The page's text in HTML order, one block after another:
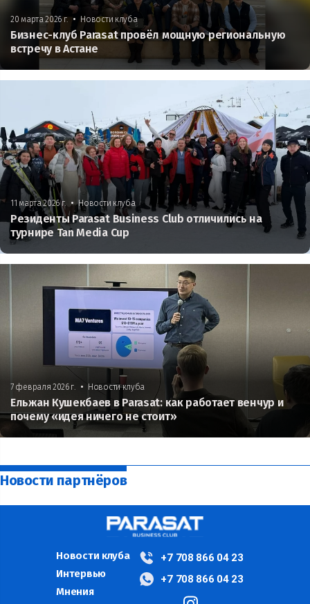
20 марта 2026 г. • Новости клуба
Бизнес-клуб Parasat провёл мощную региональную
встречу в Астане
11 марта 2026 г. • Новости клуба
Резиденты Parasat Business Club отличились на
турнире Tan Media Cup
7 февраля 2026 г. • Новости клуба
Ельжан Кушекбаев в Parasat: как работает венчур и
почему «идея ничего не стоит»
Новости партнёров
Новости клуба
Интервью
Мнения
+7 708 866 04 23
+7 708 866 04 23